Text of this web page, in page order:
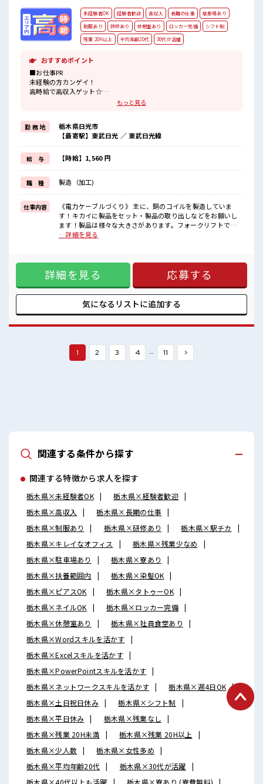
未経験者OK 経験者歓迎 高収入 長期の仕事
駐車場あり
制服あり
研修あり 休憩室あり ロッカー完備
シフト制
残業 20H以上
平均年齢20代 30代が活躍
おすすめポイント
■お仕事PR
未経験の方カンゲイ！
高時給で高収入ゲット☆
お仕事は…キカイに製品をセットしてボタンをポチッ！
「自分にも出来るかな…」という方も大丈夫！
お仕事が始まっても困った時は近くにいる先輩がしっかりサポート
してくれるから安心です★
マイカー通勤もOKで無料駐車場もあり、
通勤交通費は別途支給です！
ワンコインで食べられるお弁当もあり♪
フォークリフトの免許取得支援あり☆
さらに「正社員登用制度」もあるので正社員を目指せます◎
■職場の雰囲気
長期でじっくり働けます♪
男性スタッフさん多数カツヤク中☆
ワンコインでお弁当が食べれますのでお昼の心配ナシ♪
派遣スタッフさんもカツヤク中です！
もっと見る
勤 務 地
栃木県日光市
【最寄駅】東武日光 ／ 東武日光線
給 与 【時給】1,560 円
職 種 製造（加工)
仕事内容
《電力ケーブルづくり》 主に、銅のコイルを製造していま
す！キカイに製品をセット・製品の取り出しなどをお願いし
ます！製品は様々な大きさがあります。フォークリフトでの
運搬作業もあり！ ■お仕事PR 未経験の方カンゲイ！ 高時給で
「自分にも出来るかな…」という方も大丈夫！ お仕事が始ま
っても困った時は近くにいる先輩がしっかりサポートしてく
れるから安心です★ マイカー通勤もOKで無料駐車場もあり、
通勤交通費は別途支給です！ ワンコインで食べられるお弁当
もあり♪ フォークリフトの免許取得支援あり☆ さらに「正社
員登用制度」もあるので正社員を目指せます◎ ■職場の雰囲
中☆ ワンコインでお弁当が食べれますのでお昼の心配ナシ♪
さんもカツヤク中です！
…詳細を見る
詳細を見る 応募する
気になるリストに追加する
1 2 3 4 … 11 >
関連する条件から探す
関連する特徴から求人を探す
栃木県×未経験者OK
栃木県×経験者歓迎
栃木県×高収入
栃木県×長期の仕事
栃木県×制服あり
栃木県×研修あり
栃木県×駅チカ
栃木県×キレイなオフィス
栃木県×残業少なめ
栃木県×駐車場あり
栃木県×寮あり
栃木県×扶養範囲内
栃木県×染髪OK
栃木県×ピアスOK
栃木県×タトゥーOK
栃木県×ネイルOK
栃木県×ロッカー完備
栃木県×休憩室あり
栃木県×社員食堂あり
栃木県×Wordスキルを活かす
栃木県×Excelスキルを活かす
栃木県×PowerPointスキルを活かす
栃木県×ネットワークスキルを活かす
栃木県×週4日OK
栃木県×土日祝日休み
栃木県×シフト制
栃木県×平日休み
栃木県×残業なし
栃木県×残業 20H未満
栃木県×残業 20H以上
栃木県×少人数
栃木県×女性多め
栃木県×平均年齢20代
栃木県×30代が活躍
栃木県×40代以上も活躍
栃木県×寮あり (寮費無料)